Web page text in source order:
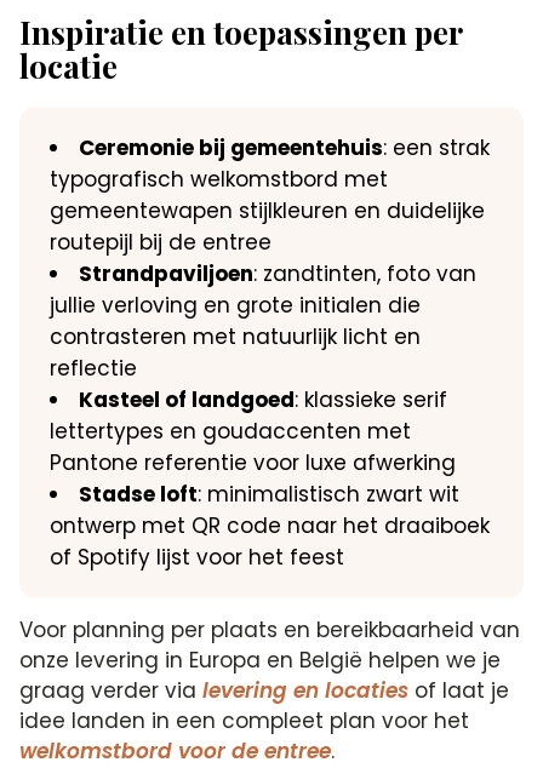
Inspiratie en toepassingen per
locatie
Ceremonie bij gemeentehuis: een strak
typografisch welkomstbord met
gemeentewapen stijlkleuren en duidelijke
routepijl bij de entree
Strandpaviljoen: zandtinten, foto van
jullie verloving en grote initialen die
contrasteren met natuurlijk licht en
reflectie
Kasteel of landgoed: klassieke serif
lettertypes en goudaccenten met
Pantone referentie voor luxe afwerking
Stadse loft: minimalistisch zwart wit
ontwerp met QR code naar het draaiboek
of Spotify lijst voor het feest
Voor planning per plaats en bereikbaarheid van
onze levering in Europa en België helpen we je
graag verder vialevering en locaties of laat je
idee landen in een compleet plan voor het
welkomstbord voor de entree.